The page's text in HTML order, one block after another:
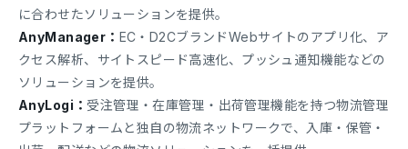
に合わせたソリューションを提供。
AnyManager： EC・D2CブランドWebサイトのアプリ化、ア
クセス解析、サイトスピード高速化、プッシュ通知機能などの
ソリューションを提供。
AnyLogi： 受注管理・在庫管理・出荷管理機能を持つ物流管理
プラットフォームと独自の物流ネットワークで、入庫・保管・